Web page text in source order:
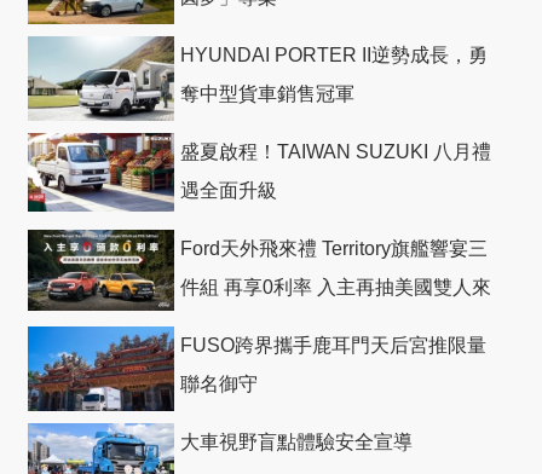
HYUNDAI PORTER II逆勢成長，勇
奪中型貨車銷售冠軍
盛夏啟程！TAIWAN SUZUKI 八月禮
遇全面升級
Ford天外飛來禮 Territory旗艦響宴三
件組 再享0利率 入主再抽美國雙人來
FUSO跨界攜手鹿耳門天后宮推限量
聯名御守
大車視野盲點體驗安全宣導